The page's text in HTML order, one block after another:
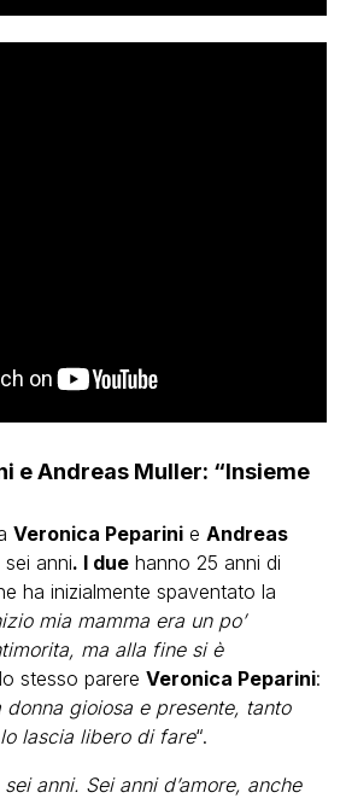
e Andreas Muller: “Insieme
Veronica Peparini e Andreas
anni. I due hanno 25 anni di
ha inizialmente spaventato la
mia mamma era un po’
ma alla fine si è
stesso parere Veronica Peparini:
donna gioiosa e presente, tanto
lascia libero di fare“.
anni. Sei anni d’amore, anche